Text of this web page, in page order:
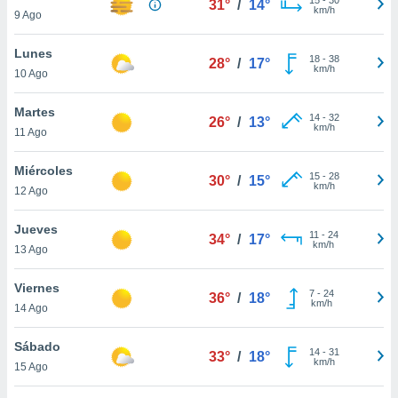
más
nuestra
y
de
disponible
cookies
aceptar
9 Ago
31° / 14°
km/h
Lunes
10 Ago
28° / 17° 18- 38
km/h
Martes
11 Ago
26° / 13° 14- 32
km/h
Miércoles
12 Ago
30° / 15° 15- 28
km/h
Jueves
13 Ago
34° / 17° 11 - 24
km/h
Viernes
14 Ago
36° / 18° 7- 24
km/h
Sábado
15 Ago
33° / 18° 14- 31
km/h